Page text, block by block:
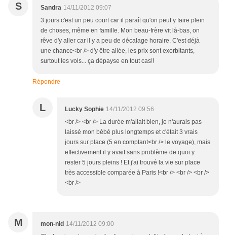
S Sandra 14/11/2012 09:07
3 jours c'est un peu court car il paraît qu'on peut y faire plein
de choses, même en famille. Mon beau-frère vit là-bas, on
rêve d'y aller car il y a peu de décalage horaire. C'est déjà
une chance<br /> d'y être allée, les prix sont exorbitants,
surtout les vols... ça dépayse en tout cas!!
Répondre
L Lucky Sophie 14/11/2012 09:56
<br /> <br /> La durée m'allait bien, je n'aurais pas
laissé mon bébé plus longtemps et c'était 3 vrais
jours sur place (5 en comptant<br /> le voyage), mais
effectivement il y avait sans problème de quoi y
rester 5 jours pleins ! Et j'ai trouvé la vie sur place
très accessible comparée à Paris !<br /> <br /> <br />
<br />
M mon-nid 14/11/2012 09:00